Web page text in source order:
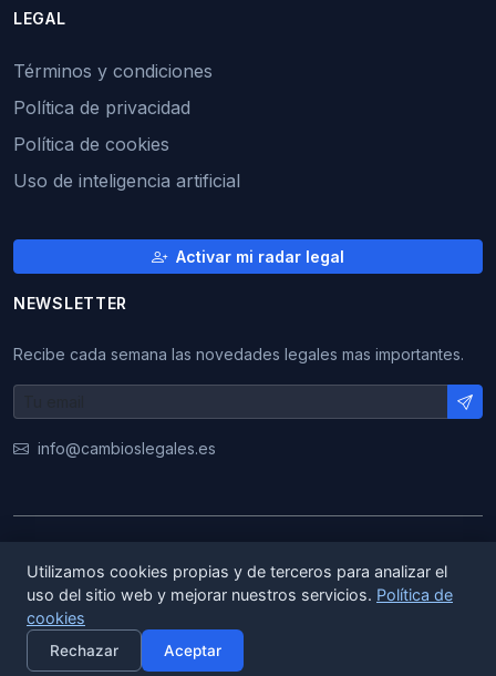
LEGAL
Términos y condiciones
Política de privacidad
Política de cookies
Uso de inteligencia artificial
Activar mi radar legal
NEWSLETTER
Recibe cada semana las novedades legales mas importantes.
info@cambioslegales.es
reservados.
ES|EN
Utilizamos cookies propias y de terceros para analizar el
uso del sitio web y mejorar nuestros servicios. Política de
cookies
Rechazar Aceptar